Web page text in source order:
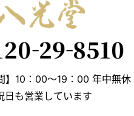
】10：00～19：00 年中無休
日も営業しています